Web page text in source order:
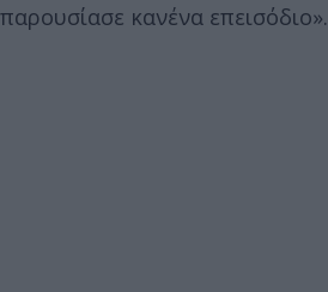
παρουσίασε κανένα επεισόδιο».